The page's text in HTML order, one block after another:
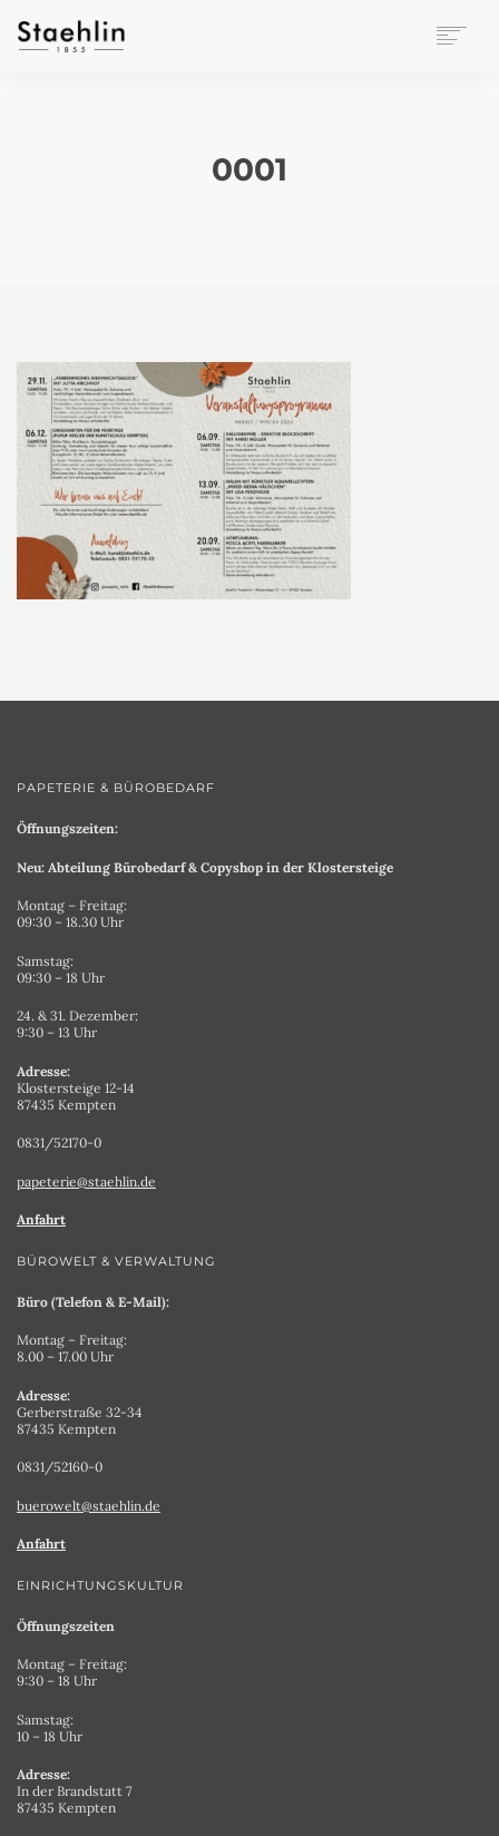
0001
PAPETERIE & BÜROBEDARF
Öffnungszeiten:
Neu: Abteilung Bürobedarf & Copyshop in der Klostersteige
Montag – Freitag:
09:30 – 18.30 Uhr
Samstag:
09:30 – 18 Uhr
24. & 31. Dezember:
9:30 – 13 Uhr
Adresse:
Klostersteige 12-14
87435 Kempten
0831/52170-0
papeterie@staehlin.de
Anfahrt
BÜROWELT & VERWALTUNG
Büro (Telefon & E-Mail):
Montag – Freitag:
8.00 – 17.00 Uhr
Adresse:
Gerberstraße 32-34
87435 Kempten
0831/52160-0
buerowelt@staehlin.de
Anfahrt
EINRICHTUNGSKULTUR
Öffnungszeiten
Montag – Freitag:
9:30 – 18 Uhr
Samstag:
10 – 18 Uhr
Adresse:
In der Brandstatt 7
87435 Kempten